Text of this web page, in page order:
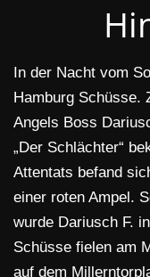
In der Nacht vom
Hamburg Schüsse.
Angels Boss
„Der Schlächter“
Attentats befand
einer roten Ampel.
wurde Dariusch F.
Schüsse fielen am
auf dem